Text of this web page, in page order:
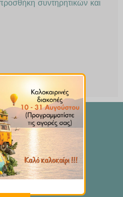
συντηρητικών και
ΑΡΕΣΟΥΝ